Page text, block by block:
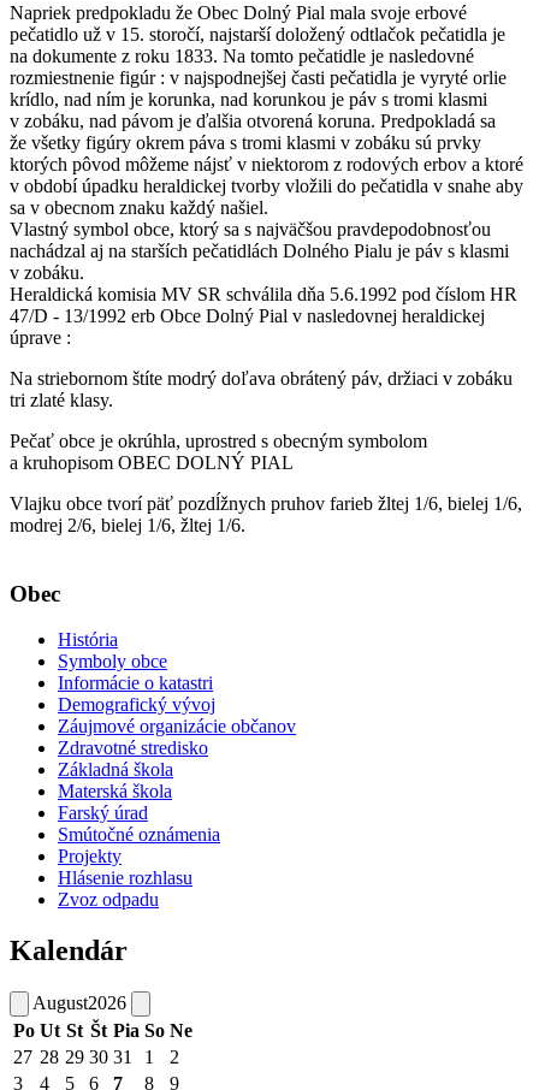
Napriek predpokladu že Obec Dolný Pial mala svoje erbové
pečatidlo už v 15. storočí, najstarší doložený odtlačok pečatidla je
na dokumente z roku 1833. Na tomto pečatidle je nasledovné
rozmiestnenie figúr : v najspodnejšej časti pečatidla je vyryté orlie
krídlo, nad ním je korunka, nad korunkou je páv s tromi klasmi
v zobáku, nad pávom je ďalšia otvorená koruna. Predpokladá sa
že všetky figúry okrem páva s tromi klasmi v zobáku sú prvky
ktorých pôvod môžeme nájsť v niektorom z rodových erbov a ktoré
v období úpadku heraldickej tvorby vložili do pečatidla v snahe aby
sa v obecnom znaku každý našiel.
Vlastný symbol obce, ktorý sa s najväčšou pravdepodobnosťou
nachádzal aj na starších pečatidlách Dolného Pialu je páv s klasmi
v zobáku.
Heraldická komisia MV SR schválila dňa 5.6.1992 pod číslom HR
47/D - 13/1992 erb Obce Dolný Pial v nasledovnej heraldickej
úprave :
Na striebornom štíte modrý doľava obrátený páv, držiaci v zobáku
tri zlaté klasy.
Pečať obce je okrúhla, uprostred s obecným symbolom
a kruhopisom OBEC DOLNÝ PIAL
Vlajku obce tvorí päť pozdĺžnych pruhov farieb žltej 1/6, bielej 1/6,
modrej 2/6, bielej 1/6, žltej 1/6.
Obec
História
Symboly obce
Informácie o katastri
Demografický vývoj
Záujmové organizácie občanov
Zdravotné stredisko
Základná škola
Materská škola
Farský úrad
Smútočné oznámenia
Projekty
Hlásenie rozhlasu
Zvoz odpadu
Kalendár
August2026
Po Ut St Št Pia So Ne
27 28 29 30 31 1
2
3
4 5 6 7 8
9